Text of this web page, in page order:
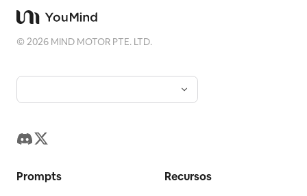
principal, título, resumo,
de verificação de fatos e
entrevistas, materiais de
comerciais profissionais,
e estrutura textual de 卡兹克.
continuamente • Adaptação
por fases - oferece
estratégias diferentes
Twitter, Douyin e outras
©2026 MIND MOTOR PTE. LTD.
Prompts Recursos